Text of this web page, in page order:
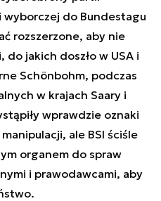
do Bundestagu
rozszerzone, aby nie
jakich doszło w USA i
Schönbohm, podczas
w krajach Saary i
wprawdzie oznaki
ale BSI ściśle
organem do spraw
i prawodawcami, aby